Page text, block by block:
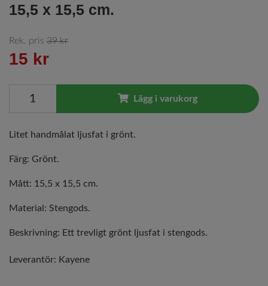
15,5 x 15,5 cm.
Rek. pris 39 kr
15 kr
Lägg i varukorg
Litet handmålat ljusfat i grönt.
Färg: Grönt.
Mått: 15,5 x 15,5 cm.
Material: Stengods.
Beskrivning: Ett trevligt grönt ljusfat i stengods.
Leverantör: Kayene